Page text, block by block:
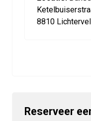
8810
Reserveer